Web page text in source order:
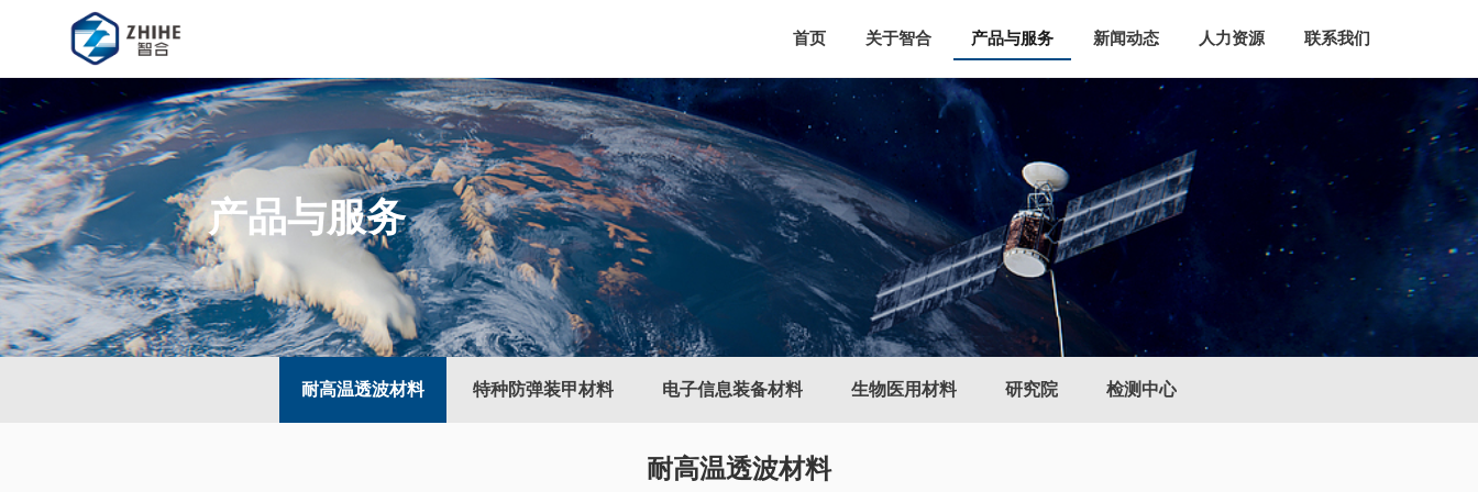
首页 关于智合 产品与服务 新闻动态 人力资源 联系我们
产品与服务
耐高温透波材料 特种防弹装甲材料 电子信息装备材料 生物医用材料 研究院 检测中心
耐高温透波材料